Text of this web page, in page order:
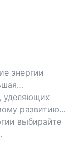
энергии
областях
и
уделяющих
развитию,
выбирайте